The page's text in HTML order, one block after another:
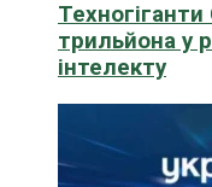
трильйона у
інтелекту